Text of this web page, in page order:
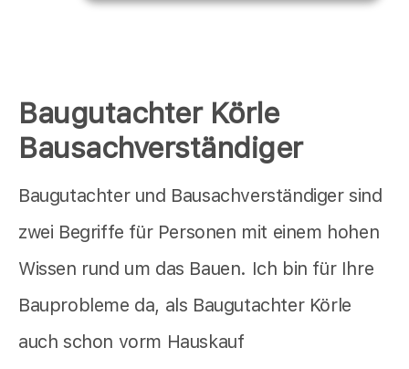
Baugutachter Körle
Bausachverständiger
Baugutachter und Bausachverständiger sind
zwei Begriffe für Personen mit einem hohen
Wissen rund um das Bauen. Ich bin für Ihre
Bauprobleme da, als Baugutachter Körle
auch schon vorm Hauskauf